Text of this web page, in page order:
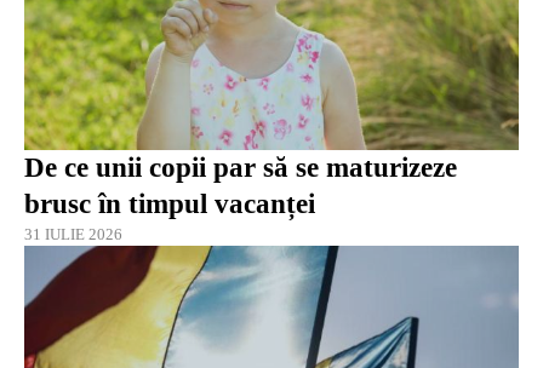
De ce unii copii par să se maturizeze
brusc în timpul vacanței
31 IULIE 2026